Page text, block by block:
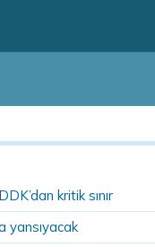
kritik sınır
yansıyacak